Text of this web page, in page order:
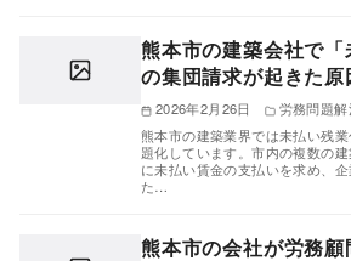
熊本市の建築会社で「
の集団請求が起きた原
2026年2月26日
労務問題
熊本市の建築業界では未払い残
題化しています。市内の複数の
に未払い賃金の支払いを求め、
た…
熊本市の会社が労務